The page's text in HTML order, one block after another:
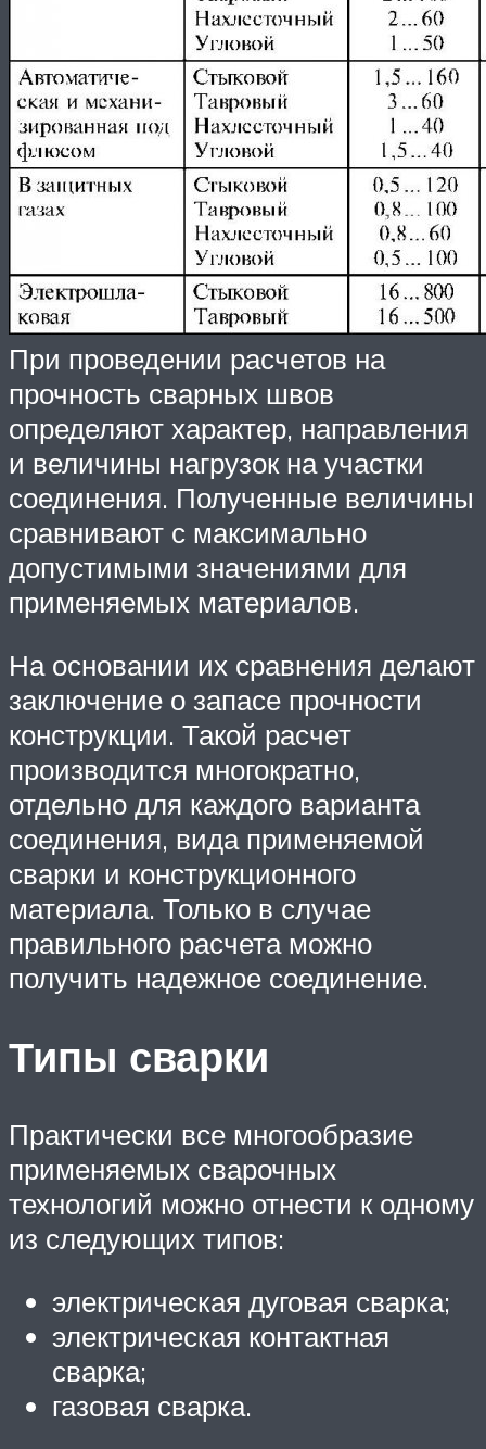
При проведении расчетов на
прочность сварных швов
определяют характер, направления
и величины нагрузок на участки
соединения. Полученные величины
сравнивают с максимально
допустимыми значениями для
применяемых материалов.
На основании их сравнения делают
заключение о запасе прочности
конструкции. Такой расчет
производится многократно,
отдельно для каждого варианта
соединения, вида применяемой
сварки и конструкционного
материала. Только в случае
правильного расчета можно
получить надежное соединение.
Типы сварки
Практически все многообразие
применяемых сварочных
технологий можно отнести к одному
из следующих типов:
электрическая дуговая сварка;
электрическая контактная
сварка;
газовая сварка.